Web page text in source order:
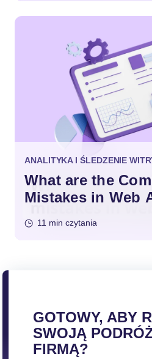
ANALITYKA I ŚLEDZENIE
What are the
Mistakes in Web
11 min czytania
GOTOWY, ABY
SWOJĄ
FIRMĄ?